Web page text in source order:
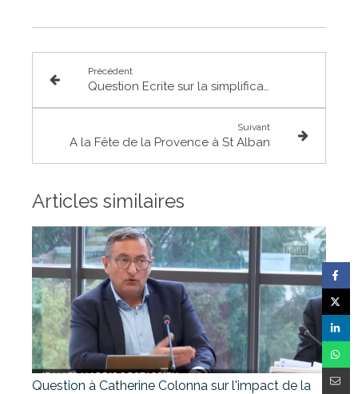
Précédent
Question Ecrite sur la simplification des démarches administratives des associations loi 1901
Suivant
A la Fête de la Provence à St Alban
Articles similaires
Question à Catherine Colonna sur l'impact de la